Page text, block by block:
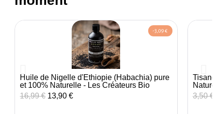
Aperçu rapide
-3,09 €
Huile de Nigelle d'Éthiopie (Habachia) pure
et 100% Naturelle - Les Créateurs Bio
16,99 € 13,90 €
3,50 €